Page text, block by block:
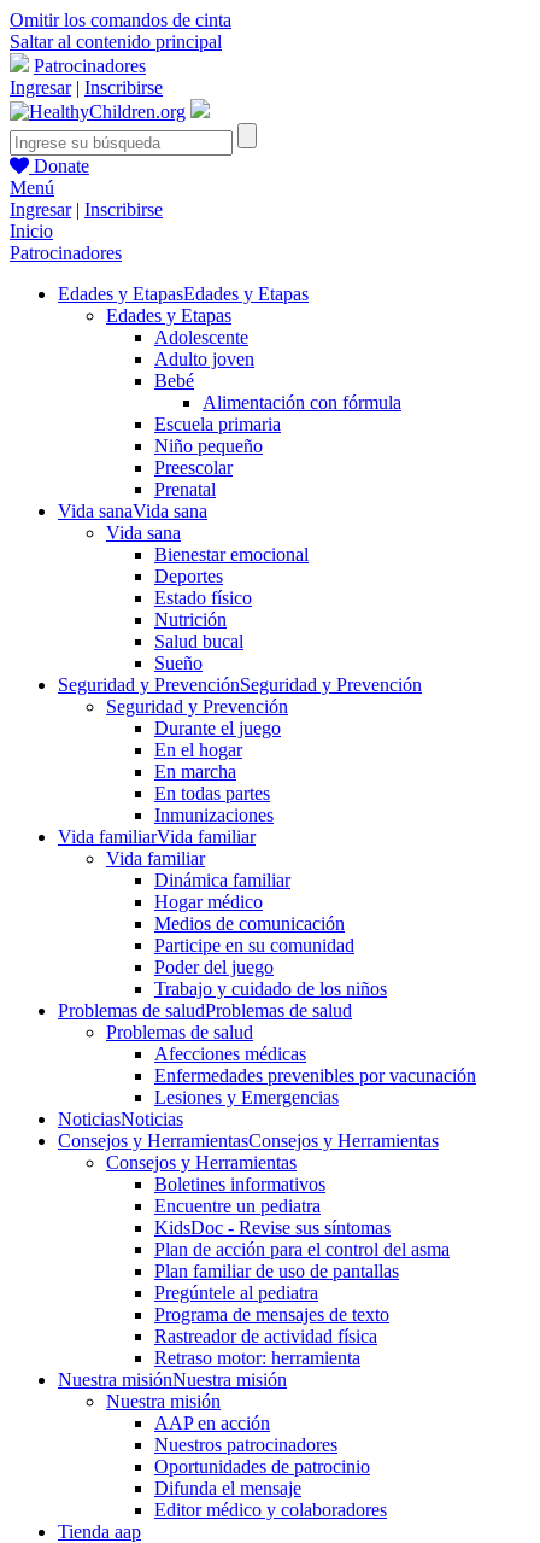
Omitir los comandos de cinta
Saltar al contenido principal
Patrocinadores
Ingresar| Inscribirse
Donate
Menú
Ingresar| Inscribirse
Inicio
Patrocinadores
Edades y EtapasEdades y Etapas
Edades y Etapas
Adolescente
Adulto joven
Bebé
Alimentación con fórmula
Escuela primaria
Niño pequeño
Preescolar
Prenatal
Vida sanaVida sana
Vida sana
Bienestar emocional
Deportes
Estado físico
Nutrición
Salud bucal
Sueño
Seguridad y PrevenciónSeguridad y Prevención
Seguridad y Prevención
Durante el juego
En el hogar
En marcha
En todas partes
Inmunizaciones
Vida familiarVida familiar
Vida familiar
Dinámica familiar
Hogar médico
Medios de comunicación
Participe en su comunidad
Poder del juego
Trabajo y cuidado de los niños
Problemas de saludProblemas de salud
Problemas de salud
Afecciones médicas
Enfermedades prevenibles por vacunación
Lesiones y Emergencias
NoticiasNoticias
Consejos y HerramientasConsejos y Herramientas
Consejos y Herramientas
Boletines informativos
Encuentre un pediatra
KidsDoc - Revise sus síntomas
Plan de acción para el control del asma
Plan familiar de uso de pantallas
Pregúntele al pediatra
Programa de mensajes de texto
Rastre​​ador de activida​d física
Retraso motor: herramienta
Nuestra misiónNuestra misión
Nuestra misión
AAP en acción
Nuestros patrocinadores
Oportunidades de patrocinio
Difunda el mensaje
Editor médico y colaboradores
Tienda aap